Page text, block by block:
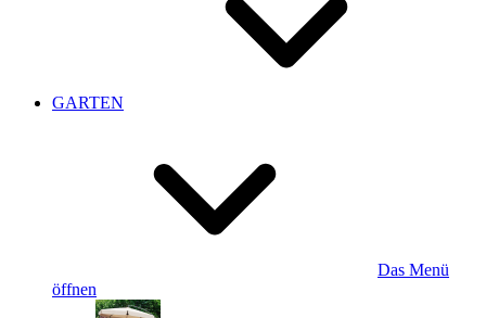
GARTEN
Das Menü
öffnen